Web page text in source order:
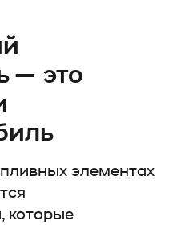
— это
элементах
которые